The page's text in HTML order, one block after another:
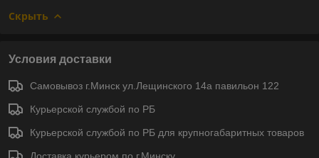
Скрыть
Условия доставки
Самовывоз г.Минск ул.Лещинского 14а павильон 122
Курьерской службой по РБ
Курьерской службой по РБ для крупногабаритных товаров
Доставка курьером по г.Минску